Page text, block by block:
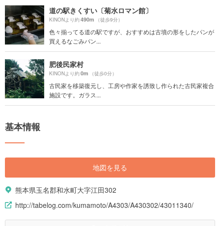
道の駅きくすい〔菊水ロマン館〕
KINONより約490m （徒歩9分）
色々揃ってる道の駅ですが、おすすめは古墳の形をしたパンが
買えるなごみパン...
肥後民家村
KINONより約0m （徒歩0分）
古民家を移築復元し、工房や作家を誘致し作られた古民家複合
施設です。ガラス...
基本情報
地図を見る
熊本県玉名郡和水町大字江田302
http://tabelog.com/kumamoto/A4303/A430302/43011340/